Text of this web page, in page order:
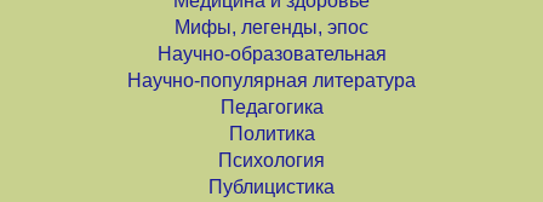
Мифы, легенды, эпос
Научно-образовательная
Научно-популярная литература
Педагогика
Политика
Психология
Публицистика